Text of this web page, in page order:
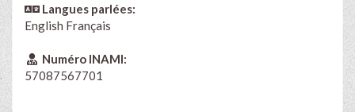
Langues parlées:
English Français
Numéro INAMI:
57087567701